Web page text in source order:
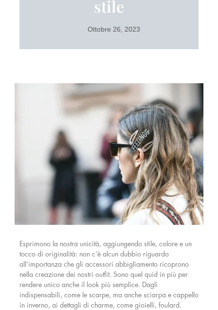
stile
Ottobre 26, 2023
Esprimono la nostra unicità, aggiungendo stile, colore e un
tocco di originalità: non c’è alcun dubbio riguardo
all’importanza che gli accessori abbigliamento ricoprono
nella creazione dei nostri outfit. Sono quel quid in più per
rendere unico anche il look più semplice. Dagli
indispensabili, come le scarpe, ma anche sciarpa e cappello
in inverno, ai dettagli di charme, come gioielli, foulard.